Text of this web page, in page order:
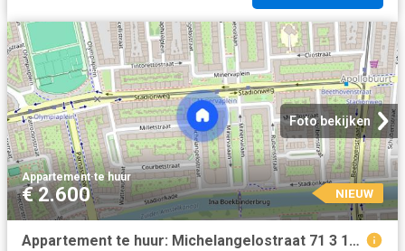
Foto bekijken
Appartement·te huur
€ 2.600 NIEUW
Appartement te huur: Michelangelostraat 71 3 1077 BW Amsterdam